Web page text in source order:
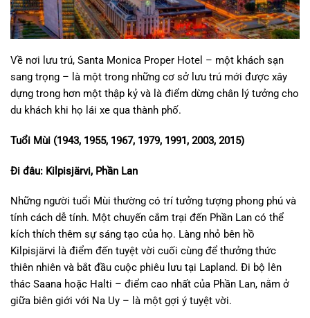
Về nơi lưu trú, Santa Monica Proper Hotel – một khách sạn
sang trọng – là một trong những cơ sở lưu trú mới được xây
dựng trong hơn một thập kỷ và là điểm dừng chân lý tưởng cho
du khách khi họ lái xe qua thành phố.
Tuổi Mùi (1943, 1955, 1967, 1979, 1991, 2003, 2015)
Đi đâu: Kilpisjärvi, Phần Lan
Những người tuổi Mùi thường có trí tưởng tượng phong phú và
tính cách dễ tính. Một chuyến cắm trại đến Phần Lan có thể
kích thích thêm sự sáng tạo của họ. Làng nhỏ bên hồ
Kilpisjärvi là điểm đến tuyệt vời cuối cùng để thưởng thức
thiên nhiên và bắt đầu cuộc phiêu lưu tại Lapland. Đi bộ lên
thác Saana hoặc Halti – điểm cao nhất của Phần Lan, nằm ở
giữa biên giới với Na Uy – là một gợi ý tuyệt vời.